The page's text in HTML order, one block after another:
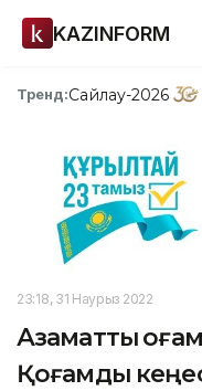
KAZINFORM
Тренд:Сайлау-2026
23:18, 31 Наурыз 2022
Азаматтық
Қоғамдық